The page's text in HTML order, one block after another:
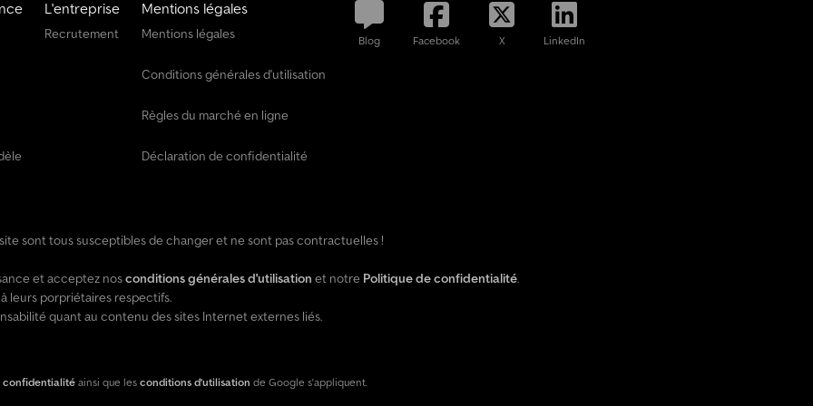
n
8
8
9
5
L'entreprise
Recrutement
Mentions légales
Mentions légales
Conditions générales d'utilisation
Règles du marché en ligne
Déclaration de confidentialité
Blog Facebook X LinkedIn
sont tous susceptibles de changer et ne sont pas contractuelles !
et acceptez nosconditions générales d'utilisation et notre Politique de confidentialité.
leurs porpriétaires respectifs.
quant au contenu des sites Internet externes liés.
confidentialité ainsi que les conditions d'utilisation de Google s'appliquent.